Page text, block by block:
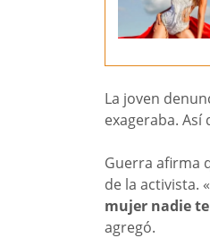
La joven
exageraba.
Guerra afirma
de la activista.
mujer nadie
agregó.